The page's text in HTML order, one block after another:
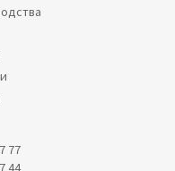
77
44